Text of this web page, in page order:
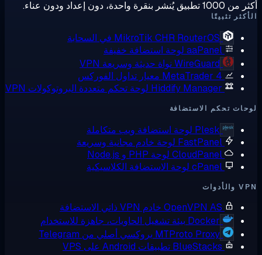
MikroTik CHR RouterOS في السحابة
لوحة استضافة خفيفة
WireGuardنواة حديثة وسريعة VPN
MetaTraderمعيار تداول الفوركس
Hiddifyلوحة تحكم متعددة البروتوكولات VPN
الاستضافة
Plesk
لوحة استضافة ويب متكاملة
لوحة خادم مجانية وسريعة
لوحة PHP و Node.js
لوحة الاستضافة الكلاسيكية
OpenVPNخادم VPN ذاتي الاستضافة
Dockerبيئة تشغيل الحاويات، جاهزة للاستخدام
MTProto Proxy بروكسي أصلي من Telegram
تطبيقات Android على VPS